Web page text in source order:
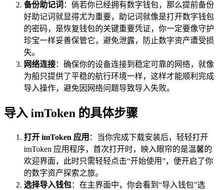
备份助记词 ：倘若你已经拥有数字钱包，那么提前备份
好助记词就显得尤为重要，助记词就像是打开数字钱包
的密码，是恢复钱包的关键重要凭证，你一定要像守护
珍宝一样妥善保管它，避免泄露，防止数字资产遭受损
失。
网络连接：确保你的设备连接到稳定可靠的网络，就像
为船只提供了平稳的航行环境一样，这样才能顺利完成
导入操作，避免因网络问题导致导入失败。
导入 imToken 的具体步骤
打开 imToken 应用 ：当你完成下载安装后，轻轻打开
imToken 应用程序，首次打开时，映入眼帘的是温馨的
欢迎界面，此时只需轻轻点击“开始使用”，便开启了你
的数字资产探索之旅。
选择导入钱包：在主界面中，你会看到“导入钱包”选